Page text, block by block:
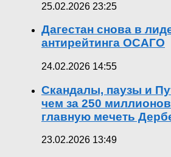
25.02.2026 23:25
Дагестан снова в
антирейтинга ОСАГО
24.02.2026 14:55
Скандалы, паузы и
чем за 250
главную мечеть
23.02.2026 13:49